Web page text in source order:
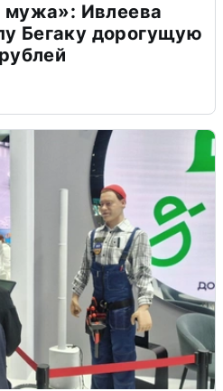
мужа»: Ивлеева
Бегаку дорогущую